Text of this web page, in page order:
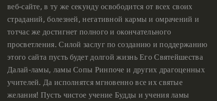
веб-сайте, в ту же секунду освободится от всех своих
страданий, болезней, негативной кармы и омрачений и
тотчас же достигнет полного и окончательного
просветления. Силой заслуг по созданию и поддержанию
этого сайта пусть будет долгой жизнь Его Святейшества
Далай-ламы, ламы Сопы Ринпоче и других драгоценных
учителей. Да исполнятся мгновенно все их святые
желания! Пусть чистое учение Будды и учения ламы